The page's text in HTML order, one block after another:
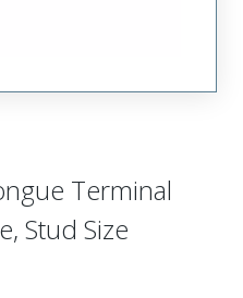
Terminal
Stud Size